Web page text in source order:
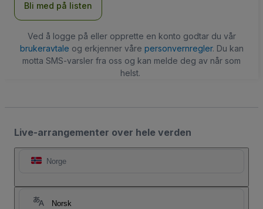
Bli med på listen
Ved å logge på eller opprette en konto godtar du vår
brukeravtale og erkjenner våre personvernregler. Du kan
motta SMS-varsler fra oss og kan melde deg av når som
helst.
Live-arrangementer over hele verden
Norge
Norsk